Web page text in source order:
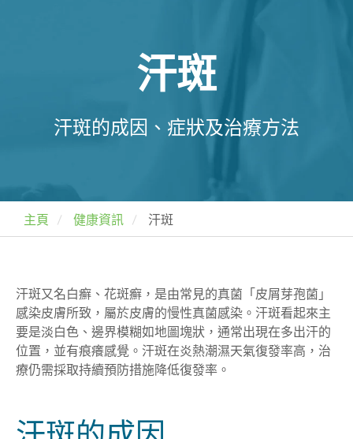
汗斑
汗斑的成因、症狀及治療方法
主頁 健康資訊 汗斑
汗斑又名白癬、花斑癬，是由常見的真菌「皮屑芽孢菌」
感染皮膚所致，屬於皮膚的慢性真菌感染。汗斑看起來主
要是淡白色、邊界模糊如地圖塊狀，通常出現在多出汗的
位置，並有痕癢感覺。汗斑在炎熱潮濕天氣復發率高，治
療仍需採取持續預防措施降低復發率。